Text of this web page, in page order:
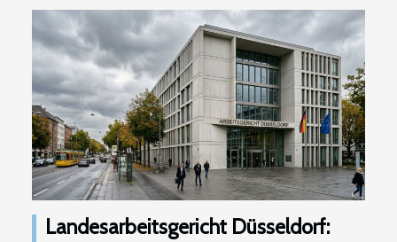
Landesarbeitsgericht Düsseldorf: